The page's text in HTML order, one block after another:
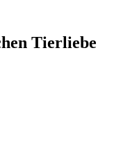
Tierliebe